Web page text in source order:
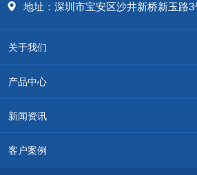
地址：深圳市宝安区沙井新桥新玉路
关于我们
产品中心
新闻资讯
客户案例